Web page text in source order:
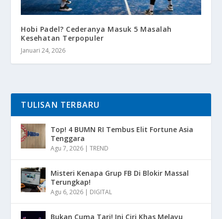
Hobi Padel? Cederanya Masuk 5 Masalah
Kesehatan Terpopuler
Januari 24, 2026
TULISAN TERBARU
Top! 4 BUMN RI Tembus Elit Fortune Asia
Tenggara
Agu 7, 2026 |TREND
Misteri Kenapa Grup FB Di Blokir Massal
Terungkap!
Agu 6, 2026 | DIGITAL
Bukan Cuma Tari! Ini Ciri Khas Melayu